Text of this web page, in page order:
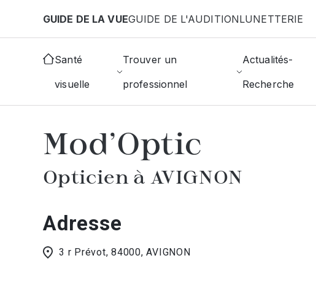
GUIDE DE LA VUEGUIDE DE L'AUDITIONLUNETTERIE
Santé
visuelle
Trouver un
professionnel
Actualités-
Recherche
Accueil Choisir mon opticien Avignon Mod'Optic
Mod'Optic
Opticien à AVIGNON
Adresse
3 r Prévot, 84000, AVIGNON